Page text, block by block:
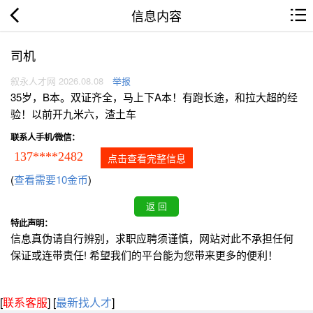
信息内容
司机
叙永人才网 2026.08.08 举报
35岁，B本。双证齐全，马上下A本！有跑长途，和拉大超的经
验！以前开九米六，渣土车
联系人手机/微信：
137****2482 点击查看完整信息
(查看需要10金币)
特此声明：
信息真伪请自行辨别，求职应聘须谨慎，网站对此不承担任何
保证或连带责任! 希望我们的平台能为您带来更多的便利！
[联系客服] [最新找人才]